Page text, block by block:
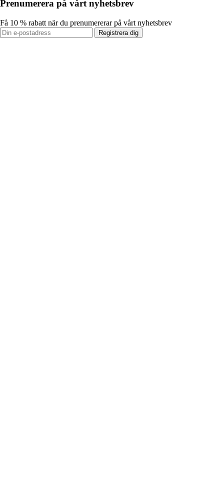
Prenumerera på vårt nyhetsbrev
Få 10 % rabatt när du prenumererar på vårt nyhetsbrev
Registrera dig